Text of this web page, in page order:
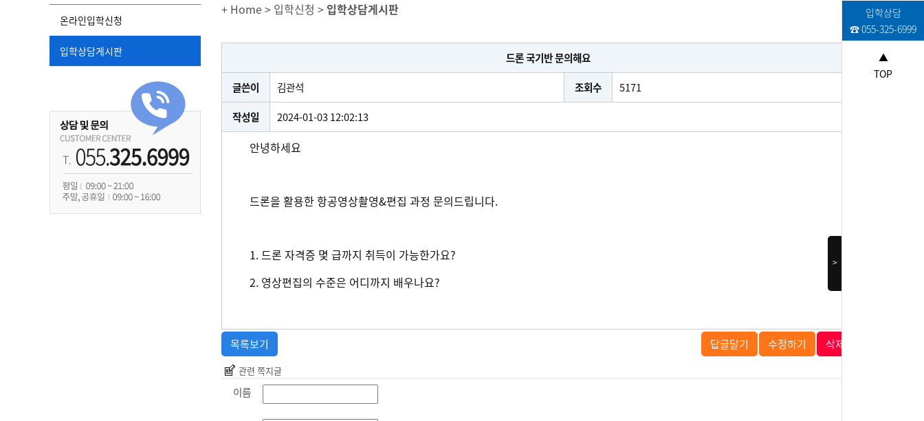
온라인입학신청
입학상담게시판
+ Home> 입학신청 > 입학상담게시판
드론 국기반 문의해요
글쓴이
김관석 조회수
5171
작성일
2024-01-03 12:02:13
안녕하세요
드론을 활용한 항공영상촬영&편집 과정 문의드립니다.
1. 드론 자격증 몇 급까지 취득이 가능한가요?
2. 영상편집의 수준은 어디까지 배우나요?
목록보기 답글달기 수정하기 삭제하기
관련 쪽지글
이름
입학상담
☎ 055-325-6999
▲
TOP
>